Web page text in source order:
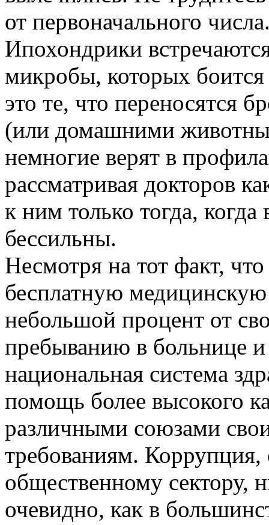
от первоначального
Ипохондрики
микробы, которых боится
это те, что переносятся
(или домашними
немногие верят в
рассматривая докторов
к ним только тогда,
бессильны.
Несмотря на тот факт,
бесплатную
небольшой процент от
пребыванию в больнице и
национальная система
помощь более высокого
различными союзами
требованиям. Коррупция,
общественному сектору,
очевидно, как в